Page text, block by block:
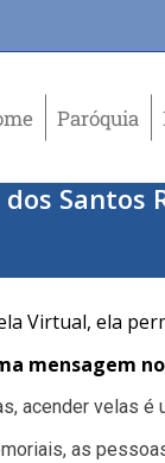
Paróquia
Santos
Virtual, ela
mensagem
acender velas
as